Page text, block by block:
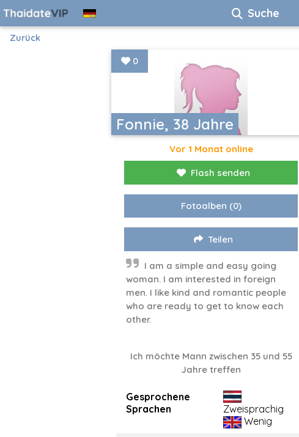
Suche
Zurück
Fonnie, 38 Jahre
0
Vor 1 Monat online
Flash senden
Fotoalben (0)
Teilen
I am a simple and easy going
woman. I am interested in foreign
men. I like kind and romantic people
who are ready to get to know each
other.
Ich möchte Mann zwischen 35 und 55
Jahre treffen
Gesprochene
Sprachen
Zweisprachig
Wenig